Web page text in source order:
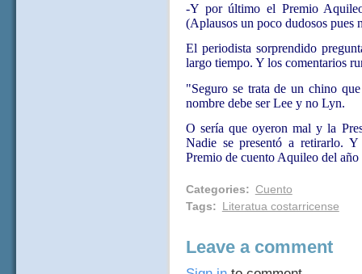
-Y por último el Premio
(Aplausos un poco dudosos pues
El periodista sorprendido
largo tiempo. Y los comentarios
"Seguro se trata de un chino
nombre debe ser Lee y no Lyn.
O sería que oyeron mal y la
Nadie se presentó a retirarlo.
Premio de cuento Aquileo del
Categories: Cuento
Tags: Literatua costarricense
Leave a comment